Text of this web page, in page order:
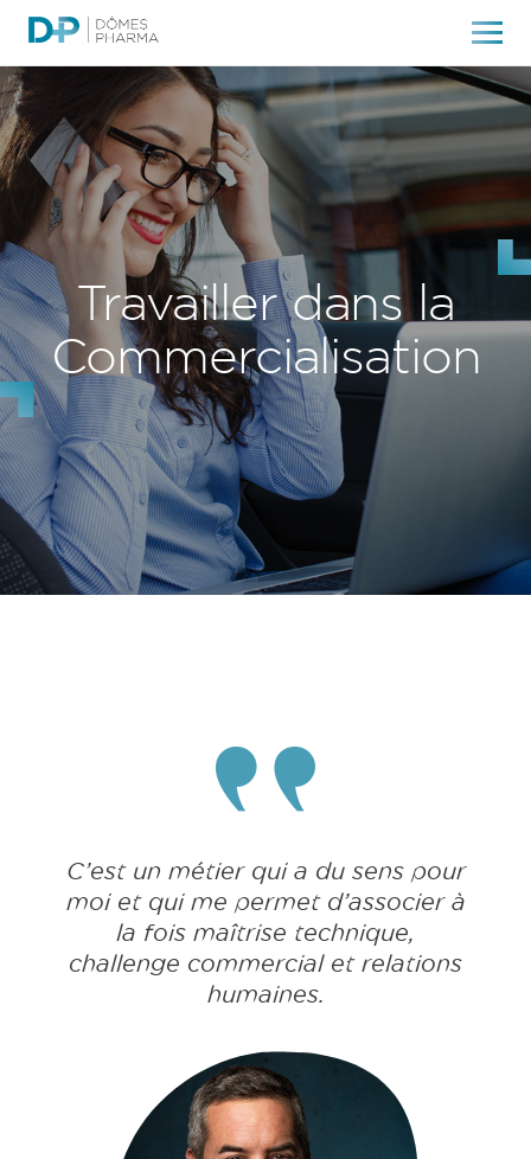
Travailler dans la
Commercialisation
C’est un métier qui a du sens pour
moi et qui me permet d’associer à
la fois maîtrise technique,
challenge commercial et relations
humaines.